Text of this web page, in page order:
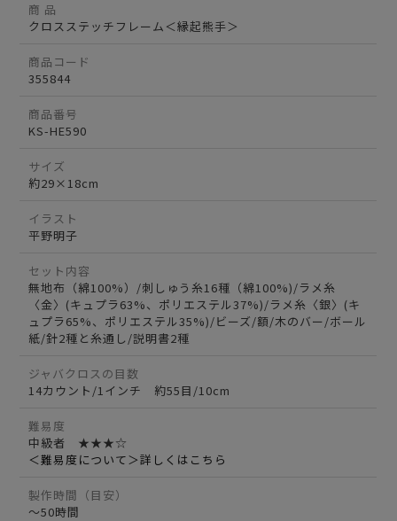
商 品
クロスステッチフレーム＜縁起熊手＞
商品コード
355844
商品番号
KS-HE590
サイズ
約29×18cm
イラスト
平野明子
セット内容
無地布（綿100%）/刺しゅう糸16種（綿100%)/ラメ糸
〈金〉(キュプラ63%、ポリエステル37%)/ラメ糸〈銀〉(キ
ュプラ65%、ポリエステル35%)/ビーズ/額/木のバー/ボール
紙/針2種と糸通し/説明書2種
ジャバクロスの目数
14カウント/1インチ 約55目/10cm
難易度
中級者 ★★★☆
＜難易度について＞詳しくはこちら
製作時間（目安）
～50時間